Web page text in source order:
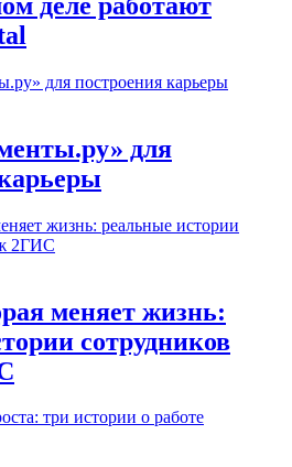
для
меняет жизнь:
сотрудников